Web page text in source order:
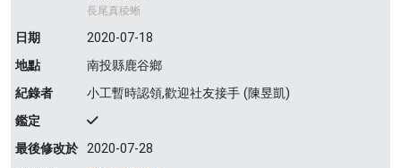
長尾真稜蜥
日期
2020-07-18
地點
南投縣鹿谷鄉
紀錄者
小工暫時認領,歡迎社友接手 (陳昱凱)
鑑定
最後修改於 2020-07-28